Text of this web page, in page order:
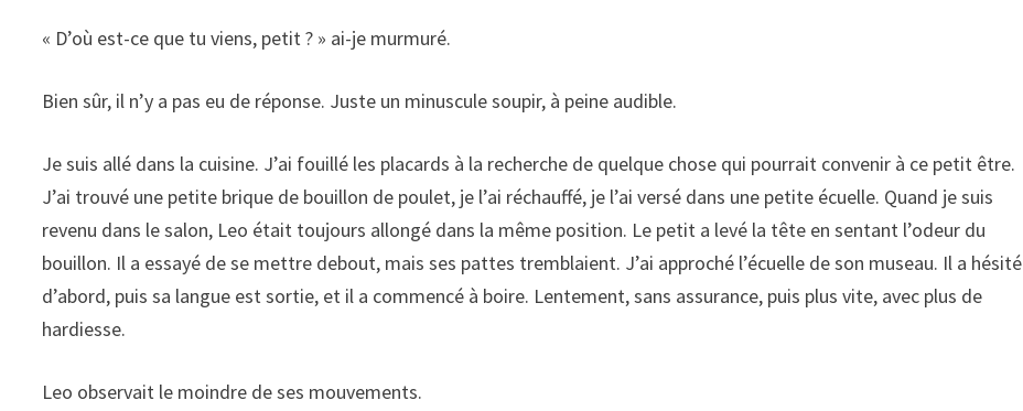
« D’où est-ce que tu viens, petit ? » ai-je murmuré.
Bien sûr, il n’y a pas eu de réponse. Juste un minuscule soupir, à peine audible.
Je suis allé dans la cuisine. J’ai fouillé les placards à la recherche de quelque chose qui pourrait convenir à ce petit être.
J’ai trouvé une petite brique de bouillon de poulet, je l’ai réchauffé, je l’ai versé dans une petite écuelle. Quand je suis
revenu dans le salon, Leo était toujours allongé dans la même position. Le petit a levé la tête en sentant l’odeur du
bouillon. Il a essayé de se mettre debout, mais ses pattes tremblaient. J’ai approché l’écuelle de son museau. Il a hésité
d’abord, puis sa langue est sortie, et il a commencé à boire. Lentement, sans assurance, puis plus vite, avec plus de
hardiesse.
Leo observait le moindre de ses mouvements.